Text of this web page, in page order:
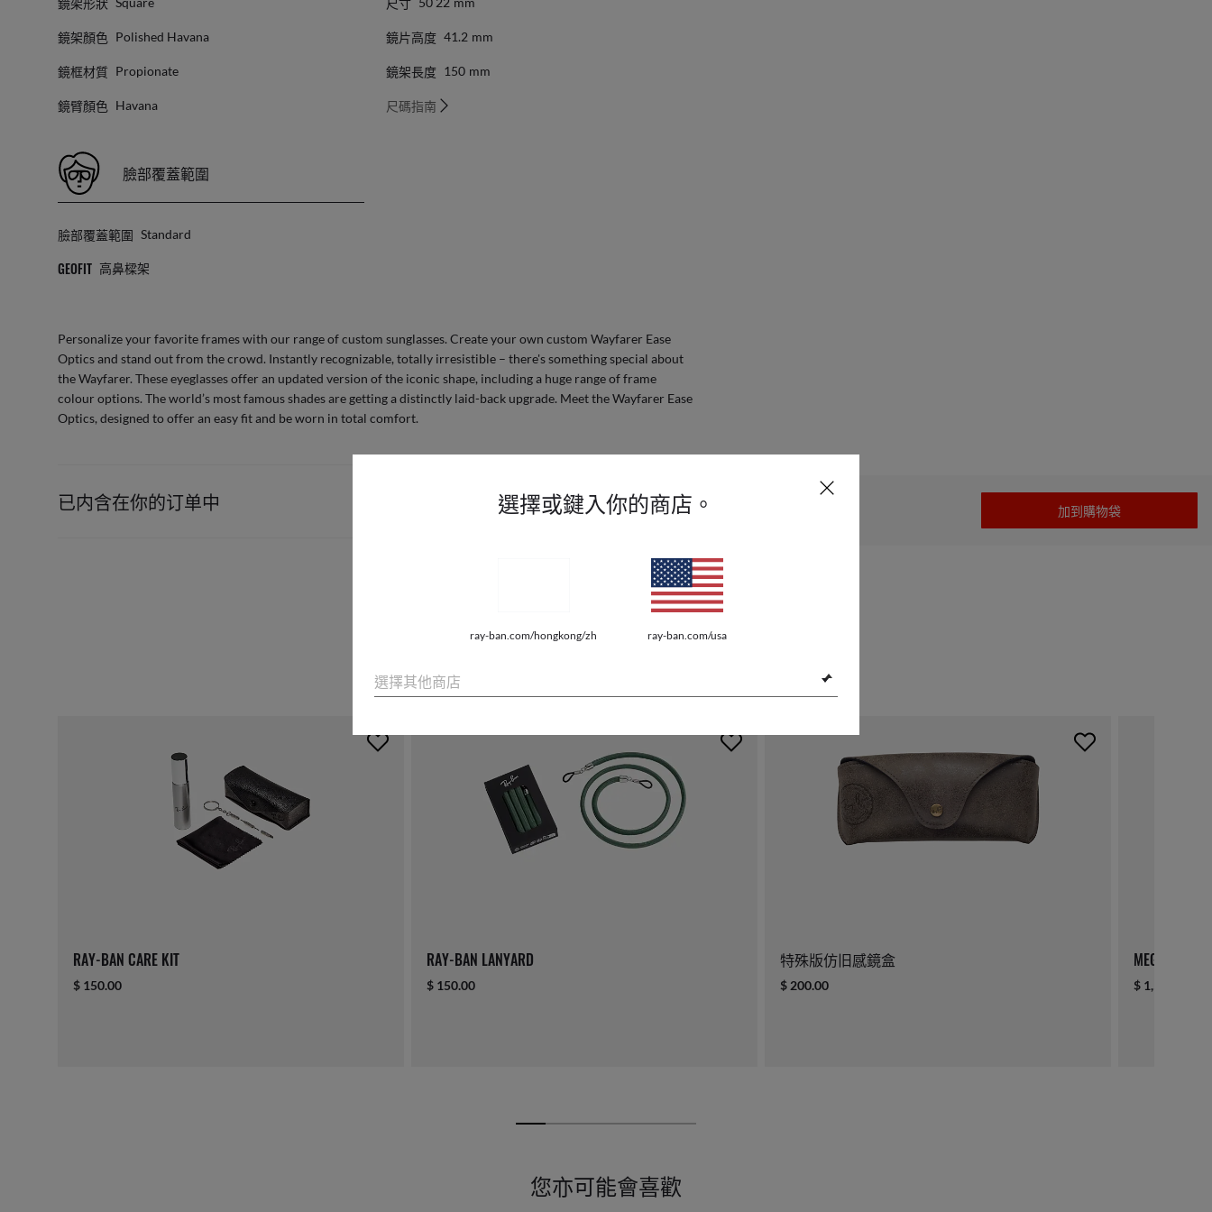
選擇或鍵入你的商店。
ray-ban.com/hongkong/zh ray-ban.com/usa
選擇其他商店
鏡架顏色 Polished Havana
鏡框材質 Propionate
鏡臂顏色 Havana
鏡片高度 41.2 Mm
鏡架長度 150 Mm
尺碼指南
臉部覆蓋範圍
臉部覆蓋範圍 Standard
GEOFIT 高鼻樑架
Personalize your favorite frames with our range ofcustom sunglasses. Create your own custom Wayfarer Ease
Opticsand stand out from the crowd. Instantly recognizable, totally irresistible – there's something special about
the Wayfarer. These eyeglasses offer an updated version of the iconic shape, including a huge range of frame
colour options. The world’s most famous shades are getting a distinctly laid-back upgrade. Meet the Wayfarer Ease
Optics, designed to offer an easy fit and be worn in total comfort.
已内含在你的订单中 加到購物袋
完成購買
RAY-BAN CARE KIT
$ 150.00
RAY-BAN LANYARD
$ 150.00
特殊版仿旧感鏡盒
$ 200.00
MEGA
$ 1,520.00
您亦可能會喜歡